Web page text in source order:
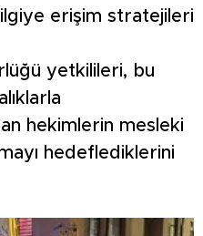
erişim stratejileri
yetkilileri, bu
hekimlerin mesleki
hedeflediklerini